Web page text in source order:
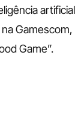
Game”.